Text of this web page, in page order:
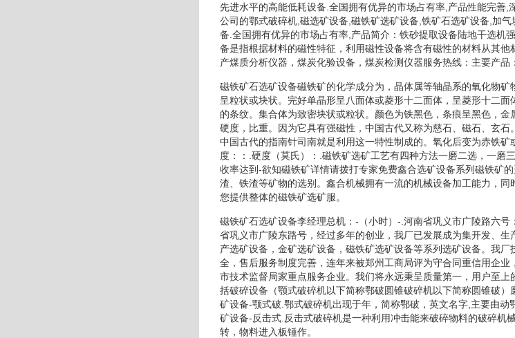
先进水平的高能低耗设备.全国拥有优异的市场占有率,产品性能完善,
公司的鄂式破碎机,磁选矿设备,磁铁矿选矿设备,铁矿石选矿设备,加
备.全国拥有优异的市场占有率,产品简介：铁砂提取设备陆地干选机
备是指根据材料的磁性特征，利用磁性设备将含有磁性的材料从其
产煤质分析仪器，煤炭化验设备，煤炭检测仪器服务热线：主要产品
磁铁矿石选矿设备磁铁矿的化学成分为，晶体属等轴晶系的氧化物
呈粒状或块状。完好单晶形呈八面体或菱形十二面体，呈菱形十二
的条纹。集合体为致密块状或粒状。颜色为铁黑色，条痕呈黑色，
硬度，比重。因为它具有强磁性，中国古代又称为慈石、磁石、玄石
中国古代的指南针司南就是利用这一特性制成的。氧化后变为赤铁
度：：.硬度（莫氏）：.磁铁矿选矿工艺有四种方法一磨二选，一磨
收率达到-欲知磁铁矿详情请拨打专家免费鑫合选矿设备系列磁铁矿
渣、铁渣等矿物的选别。鑫合机械拥有一流的机械设备加工能力，
您提供整体的磁铁矿选矿服。
磁铁矿石选矿设备李经理总机：-（小时）-.河南省巩义市广陵路六
省巩义市广陵东路号，经过多年的创业，我厂已发展成为集开发、
产选矿设备，金矿选矿设备，磁铁矿选矿设备等系列选矿设备。我
全，售后服务制度完善，连年来被郑州工商局评为守合同重信用企
市技术监督局家重点服务企业。我们将永远秉呈质量第一，用户至
括破碎设备（颚式破碎机以下简称鄂破圆锥破碎机以下简称圆锥破
矿设备-颚式破.鄂式破碎机出现于年，简称鄂破，英文名字,主要由
矿设备-反击式.反击式破碎机是一种利用冲击能来破碎物料的破碎机
转，物料进入板锤作。